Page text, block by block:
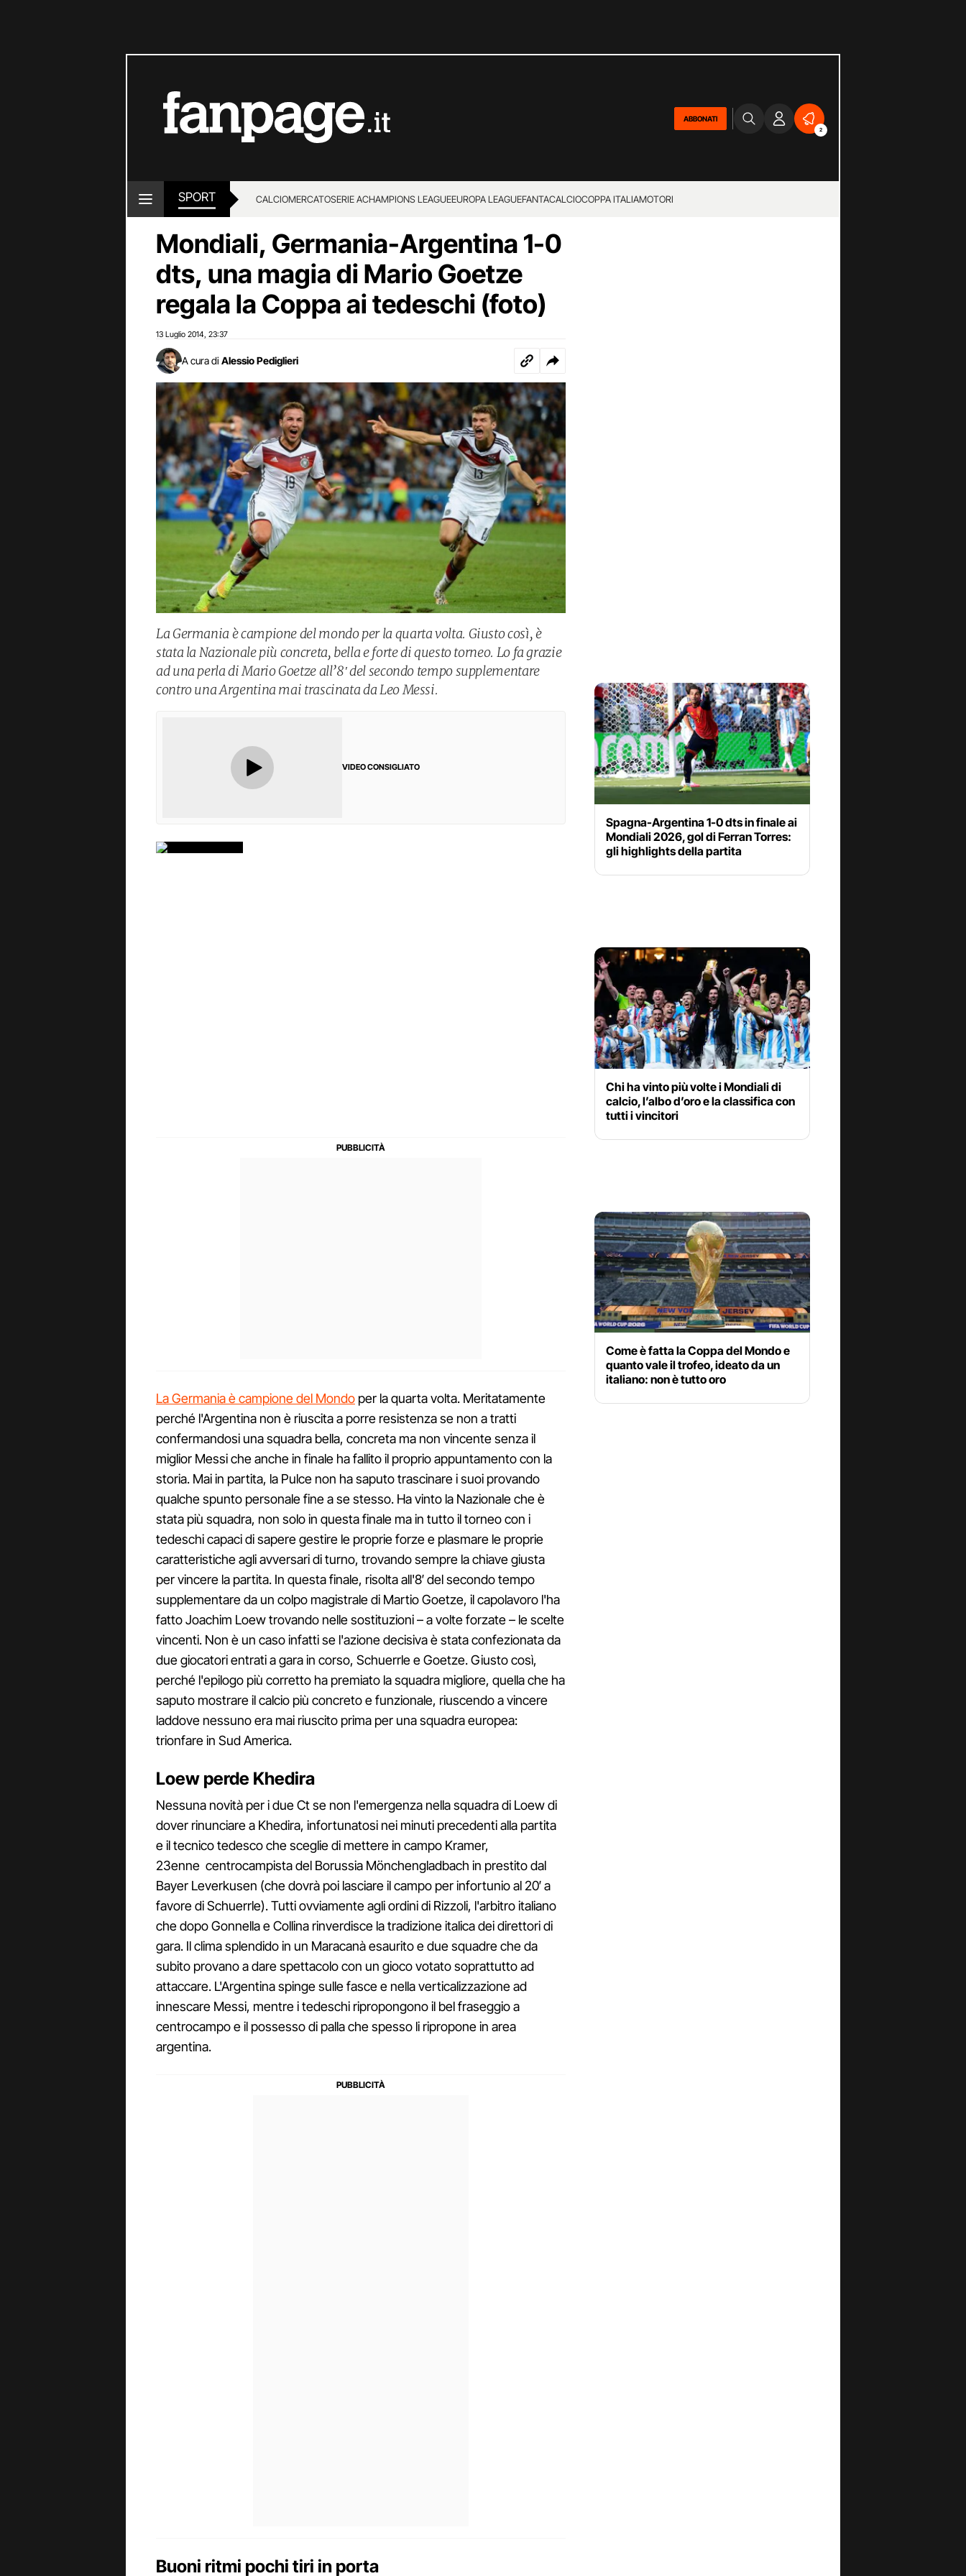
ABBONATI
2
SPORT CALCIOMERCATOSERIE ACHAMPIONS LEAGUEEUROPA LEAGUEFANTACALCIOCOPPA ITALIAMOTORI
Mondiali, Germania-Argentina 1-0
dts, una magia di Mario Goetze
regala la Coppa ai tedeschi (foto)
13 Luglio 2014 23:37
A cura di Alessio Pediglieri
La Germania è campione del mondo per la quarta volta. Giusto così, è
stata la Nazionale più concreta, bella e forte di questo torneo. Lo fa grazie
ad una perla di Mario Goetze all’8′ del secondo tempo supplementare
contro una Argentina mai trascinata da Leo Messi.
VIDEO CONSIGLIATO
La Germania è campione del Mondo per la quarta volta. Meritatamente
perché l'Argentina non è riuscita a porre resistenza se non a tratti
confermandosi una squadra bella, concreta ma non vincente senza il
miglior Messi che anche in finale ha fallito il proprio appuntamento con la
storia. Mai in partita, la Pulce non ha saputo trascinare i suoi provando
qualche spunto personale fine a se stesso. Ha vinto la Nazionale che è
stata più squadra, non solo in questa finale ma in tutto il torneo con i
tedeschi capaci di sapere gestire le proprie forze e plasmare le proprie
caratteristiche agli avversari di turno, trovando sempre la chiave giusta
per vincere la partita. In questa finale, risolta all'8′ del secondo tempo
supplementare da un colpo magistrale di Martio Goetze, il capolavoro l'ha
fatto Joachim Loew trovando nelle sostituzioni – a volte forzate – le scelte
vincenti. Non è un caso infatti se l'azione decisiva è stata confezionata da
due giocatori entrati a gara in corso, Schuerrle e Goetze. Giusto così,
perché l'epilogo più corretto ha premiato la squadra migliore, quella che ha
saputo mostrare il calcio più concreto e funzionale, riuscendo a vincere
laddove nessuno era mai riuscito prima per una squadra europea:
trionfare in Sud America.
Loew perde Khedira
Nessuna novità per i due Ct se non l'emergenza nella squadra di Loew di
dover rinunciare a Khedira, infortunatosi nei minuti precedenti alla partita
e il tecnico tedesco che sceglie di mettere in campo Kramer,
23enne centrocampista del Borussia Mönchengladbach in prestito dal
Bayer Leverkusen (che dovrà poi lasciare il campo per infortunio al 20′ a
favore di Schuerrle). Tutti ovviamente agli ordini di Rizzoli, l'arbitro italiano
che dopo Gonnella e Collina rinverdisce la tradizione italica dei direttori di
gara. Il clima splendido in un Maracanà esaurito e due squadre che da
subito provano a dare spettacolo con un gioco votato soprattutto ad
attaccare. L'Argentina spinge sulle fasce e nella verticalizzazione ad
innescare Messi, mentre i tedeschi ripropongono il bel fraseggio a
centrocampo e il possesso di palla che spesso li ripropone in area
argentina.
Buoni ritmi pochi tiri in porta
Spagna-Argentina 1-0 dts in finale ai
Mondiali 2026, gol di Ferran Torres:
gli highlights della partita
Chi ha vinto più volte i Mondiali di
calcio, l’albo d’oro e la classifica con
tutti i vincitori
Come è fatta la Coppa del Mondo e
quanto vale il trofeo, ideato da un
italiano: non è tutto oro